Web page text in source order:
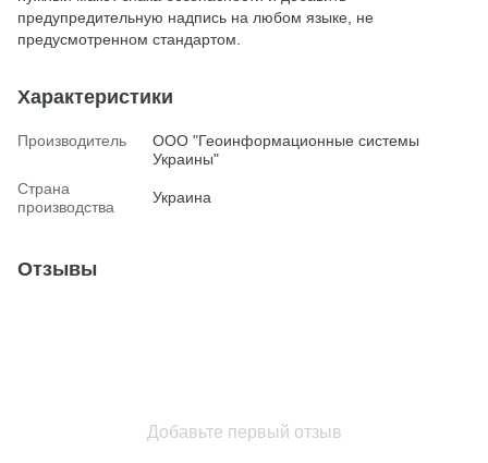
предупредительную надпись на любом языке, не
предусмотренном стандартом.
Характеристики
Производитель
ООО "Геоинформационные системы
Украины"
Страна
производства
Украина
Отзывы
Добавьте первый отзыв